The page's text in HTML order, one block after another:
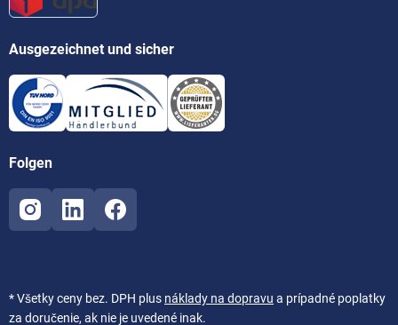
Ausgezeichnet und sicher
Folgen
* Všetky ceny bez. DPH plus náklady na dopravu a prípadné poplatky
za doručenie, ak nie je uvedené inak.